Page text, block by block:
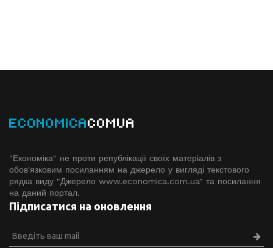
ECONOMICACOMUA
"Економіка" не проти републікації своїх матеріалів з
обов'язковим посиланням на джерело у вигляді текстового
рядка виду "Джерело www.economiсa.com.ua" та посилання
на даний портал.
Підписатися на оновлення